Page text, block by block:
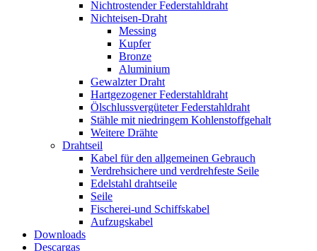
Nichtrostender Federstahldraht
Nichteisen-Draht
Messing
Kupfer
Bronze
Aluminium
Gewalzter Draht
Hartgezogener Federstahldraht
Ölschlussvergüteter Federstahldraht
Stähle mit niedringem Kohlenstoffgehalt
Weitere Drähte
Drahtseil
Kabel für den allgemeinen Gebrauch
Verdrehsichere und verdrehfeste Seile
Edelstahl drahtseile
Seile
Fischerei-und Schiffskabel
Aufzugskabel
Downloads
Descargas